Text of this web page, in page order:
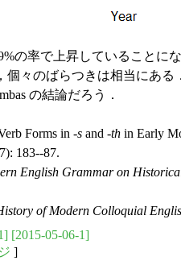
の率で上昇していることに
個々のばらつきは相当にあ
の結論だろう．
Forms in -s and -th in Early
183--87.
English Grammar on
of Modern Colloquial
[2015-05-06-1]
]